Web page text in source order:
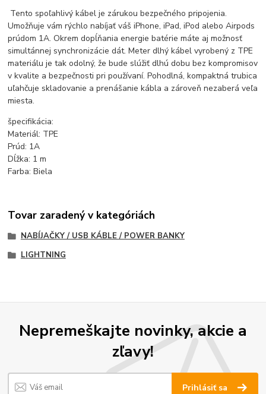
Tento spoľahlivý kábel je zárukou bezpečného pripojenia.
Umožňuje vám rýchlo nabíjať váš iPhone, iPad, iPod alebo Airpods
prúdom 1A. Okrem dopĺňania energie batérie máte aj možnosť
simultánnej synchronizácie dát. Meter dlhý kábel vyrobený z TPE
materiálu je tak odolný, že bude slúžiť dlhú dobu bez kompromisov
v kvalite a bezpečnosti pri používaní. Pohodlná, kompaktná trubica
uľahčuje skladovanie a prenášanie kábla a zároveň nezaberá veľa
miesta.
špecifikácia:
Materiál: TPE
Prúd: 1A
Dĺžka: 1 m
Farba: Biela
Tovar zaradený v kategóriách
NABÍJAČKY / USB KÁBLE / POWER BANKY
LIGHTNING
Nepremeškajte novinky, akcie a
zľavy!
Prihlásiť sa